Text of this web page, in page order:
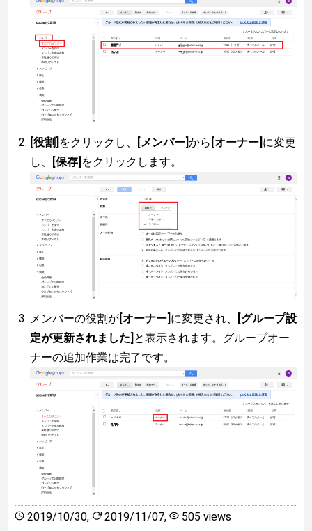
[役割] をクリックし、 [メンバー]から [オーナー] に変更
し、
[保存] をクリックします。
メンバーの役割が [オーナー] に変更され、
[グループ設
定が更新されました] と表示されます。グループオー
ナーの追加作業は完了です。
2019/10/30, 2019/11/07, 505 views